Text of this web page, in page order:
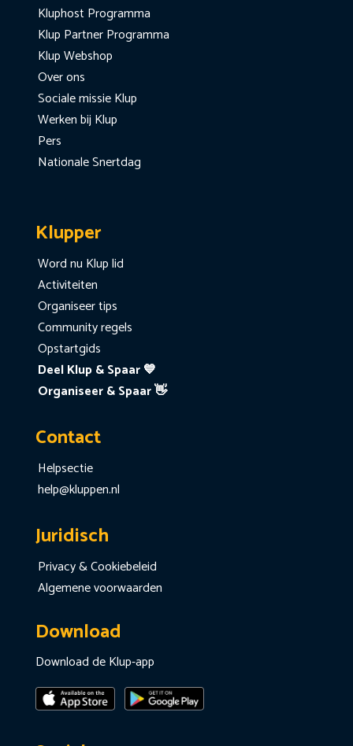
Kluphost Programma
Klup Partner Programma
Klup Webshop
Over ons
Sociale missie Klup
Werken bij Klup
Pers
Nationale Snertdag
Klupper
Word nu Klup lid
Activiteiten
Organiseer tips
Community regels
Opstartgids
Deel Klup & Spaar 💙
Organiseer & Spaar 👋
Contact
Helpsectie
help@kluppen.nl
Juridisch
Privacy & Cookiebeleid
Algemene voorwaarden
Download
Download de Klup-app